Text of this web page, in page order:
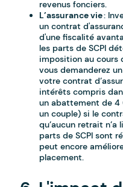
revenus fonciers.
L’assurance vie:
un contrat
d'une fiscalité
les parts de SCPI
imposition au cours
vous demanderez
votre contrat
intérêts compris
un abattement de 4
un couple) si le
qu’aucun retrait n’a
parts de SCPI sont
peut encore
placement.